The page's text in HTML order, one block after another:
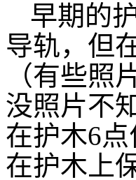
早期的
导轨，但
（有些照
没照片不
在护木6
在护木上